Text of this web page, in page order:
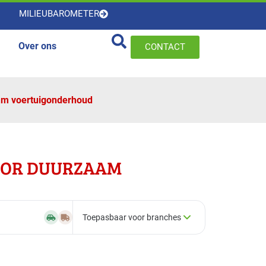
MILIEUBAROMETER
Over ons CONTACT
voertuigonderhoud
DUURZAAM
Toepasbaar voor branches